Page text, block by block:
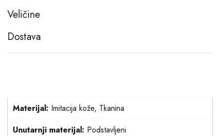
Veličine
Dostava
Materijal: Imitacija kože, Tkanina
Unutarnji materijal: Podstavljeni